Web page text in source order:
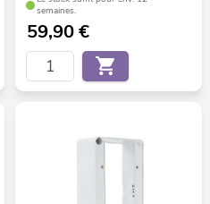
semaines.
59,90€